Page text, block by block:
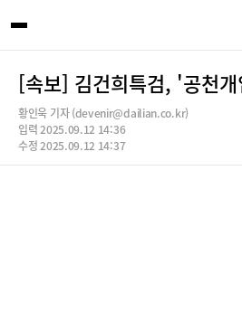
[속보] 김건희특검, '공천
황인욱 기자 (devenir@dailian.co.kr)
입력 2025.09.12 14:36
수정 2025.09.12 14:37